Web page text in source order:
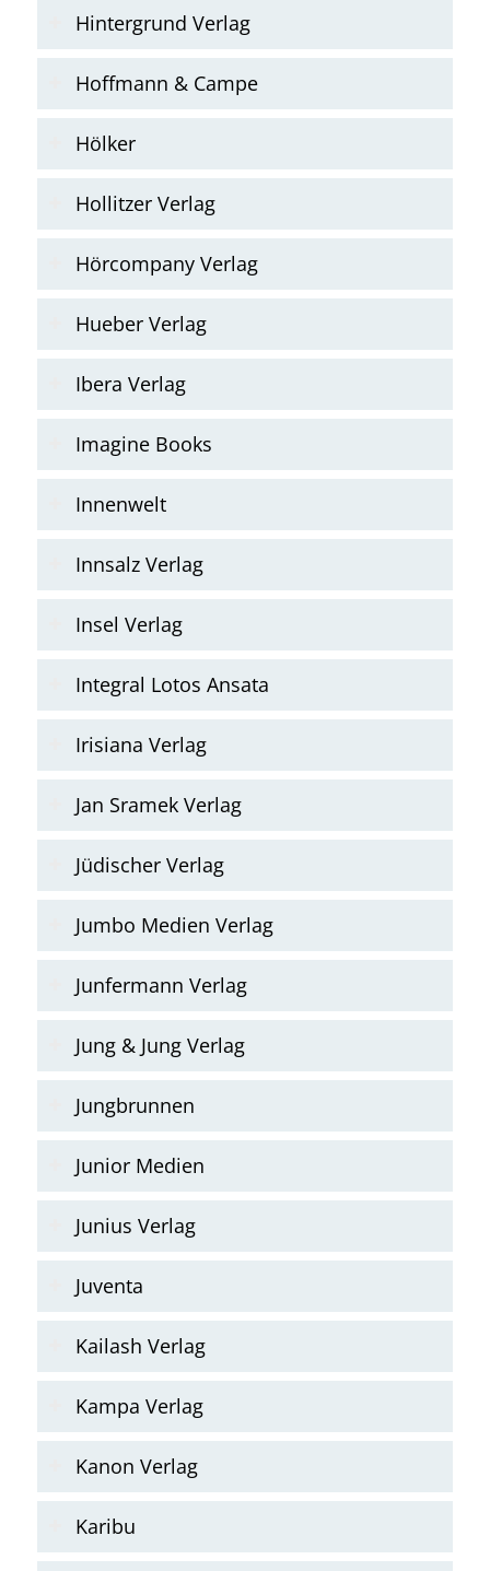
Hintergrund Verlag
Hoffmann & Campe
Hölker
Hollitzer Verlag
Hörcompany Verlag
Hueber Verlag
Ibera Verlag
Imagine Books
Innenwelt
Innsalz Verlag
Insel Verlag
Integral Lotos Ansata
Irisiana Verlag
Jan Sramek Verlag
Jüdischer Verlag
Jumbo Medien Verlag
Junfermann Verlag
Jung & Jung Verlag
Jungbrunnen
Junior Medien
Junius Verlag
Juventa
Kailash Verlag
Kampa Verlag
Kanon Verlag
Karibu